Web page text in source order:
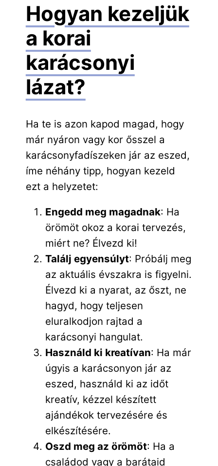
Hogyan kezeljük
a korai
karácsonyi
lázat?
Ha te is azon kapod magad, hogy
már nyáron vagy kor ősszel a
karácsonyfadíszeken jár az eszed,
íme néhány tipp, hogyan kezeld
ezt a helyzetet:
Engedd meg magadnak: Ha
örömöt okoz a korai tervezés,
miért ne? Élvezd ki!
Találj egyensúlyt: Próbálj meg
az aktuális évszakra is figyelni.
Élvezd ki a nyarat, az őszt, ne
hagyd, hogy teljesen
eluralkodjon rajtad a
karácsonyi hangulat.
Használd ki kreatívan: Ha már
úgyis a karácsonyon jár az
eszed, használd ki az időt
kreatív, kézzel készített
ajándékok tervezésére és
elkészítésére.
Oszd meg az örömöt: Ha a
családod vagy a barátaid